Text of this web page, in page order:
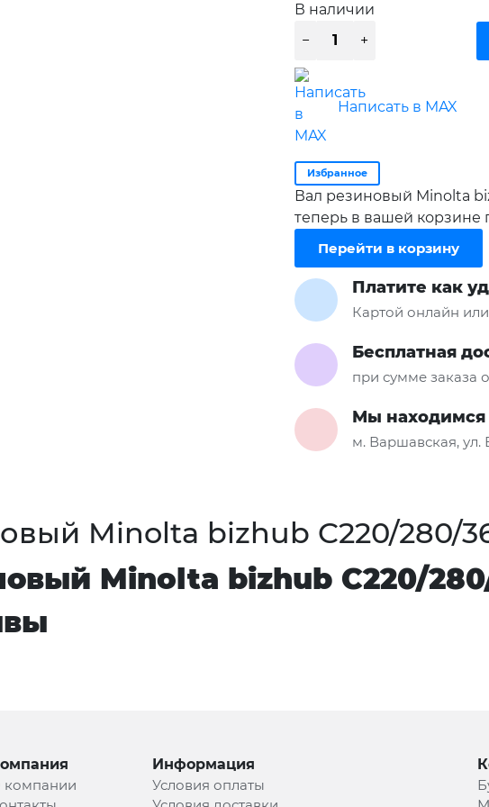
В наличии
Написать в MAX
Избранное
Вал резиновый Minolta
теперь в вашей корзине
Перейти в корзину
Платите как
Картой онлайн
Бесплатная
при сумме заказа
Мы находимся
м. Варшавская, ул.
Minolta bizhub C220/280/
Minolta bizhub C220/
компании
Информация
Условия оплаты